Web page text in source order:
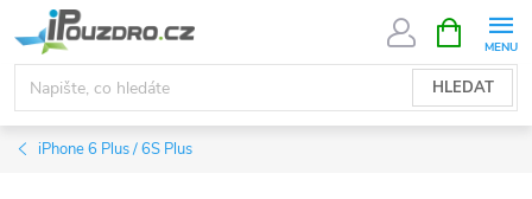
na
obsah
HLEDAT
NÁKUPNÍ
KOŠÍK
iPhone 6 Plus / 6S Plus